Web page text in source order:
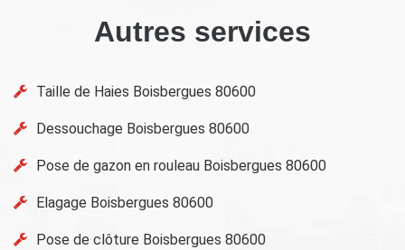
Autres services
Taille de Haies Boisbergues 80600
Dessouchage Boisbergues 80600
Pose de gazon en rouleau Boisbergues 80600
Elagage Boisbergues 80600
Pose de clôture Boisbergues 80600